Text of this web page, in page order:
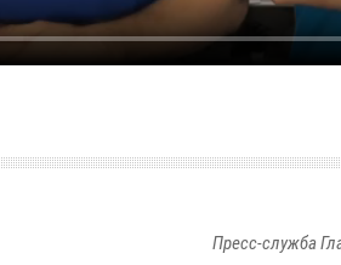
Пресс-служба